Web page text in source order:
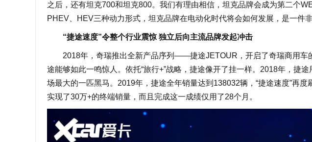
之后，还有坦克700和坦克800。我们有理由相信，坦克品牌会成为第二个
PHEV、HEV三种动力形式，坦克品牌在电动化时代将会如何发展，是一件
“捷途速度”令整个行业震惊 独立后向主流品牌发起冲击
2018年，奇瑞推出全新产品序列——捷途JETOUR，开启了奇瑞商用车
途能够如此一鸣惊人。依托“旅行+”战略，捷途像开了挂一样。2018年，捷
场最大的一匹黑马。2019年，捷途全年销量达到138032辆，“捷途速度”再
实现了30万+的终端销量，而且完成这一成绩仅用了28个月。